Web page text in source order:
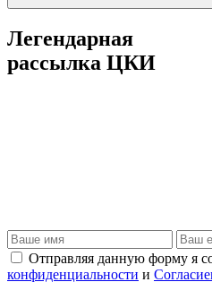
Легендарная
рассылка ЦКИ
Отправляя данную форму я
конфиденциальности и